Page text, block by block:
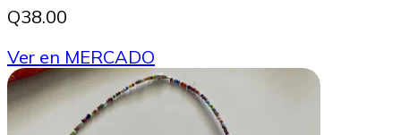
Q38.00
Ver en MERCADO